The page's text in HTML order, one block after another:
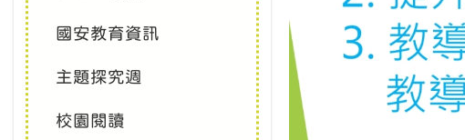
國安教育資訊
主題探究週
校園閱讀